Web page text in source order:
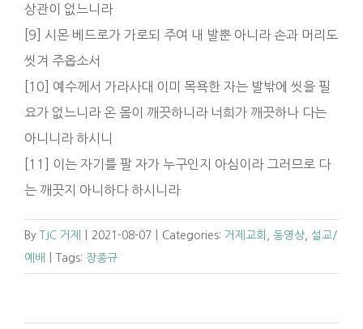
상관이 없느니라
[9] 시몬 베드로가 가로되 주여 내 발뿐 아니라 손과 머리도
씻겨 주옵소서
[10] 예수께서 가라사대 이미 목욕한 자는 발밖에 씻을 필
요가 없느니라 온 몸이 깨끗하니라 너희가 깨끗하나 다는
아니니라 하시니
[11] 이는 자기를 팔 자가 누구인지 아심이라 그러므로 다
는 깨끗지 아니하다 하시니라
By TJC 거제 2021-08-07 Categories: 거제교회 동영상
설교/
예배
Tags: 장종규